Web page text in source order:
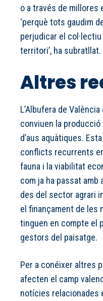
o a través de millores
‘perquè tots gaudim
perjudicar el
territori’, ha subratllat.
Altres
L’Albufera de
conviuen la
d’aus aquàtiques.
conflicts recurrents
fauna i la viabilitat
com ja ha passat
des del sector agrari
el finançament de les
tinguen en compte el
gestors del paisatge.
Per a conéixer altres
afecten el camp
notícies relacionades